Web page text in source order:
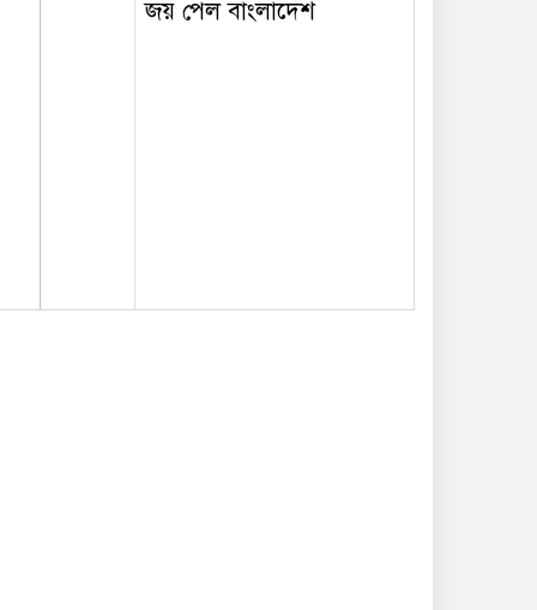
জয় পেল বাংলাদেশ